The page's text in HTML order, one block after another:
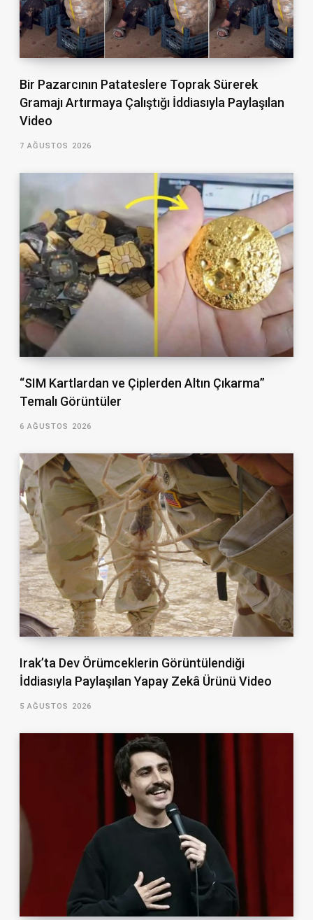
Bir Pazarcının Patateslere Toprak Sürerek
Gramajı Artırmaya Çalıştığı İddiasıyla Paylaşılan
Video
7 AĞUSTOS 2026
“SIM Kartlardan ve Çiplerden Altın Çıkarma”
Temalı Görüntüler
6 AĞUSTOS 2026
Irak’ta Dev Örümceklerin Görüntülendiği
İddiasıyla Paylaşılan Yapay Zekâ Ürünü Video
5 AĞUSTOS 2026